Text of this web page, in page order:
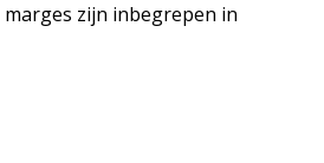
zijn inbegrepen in